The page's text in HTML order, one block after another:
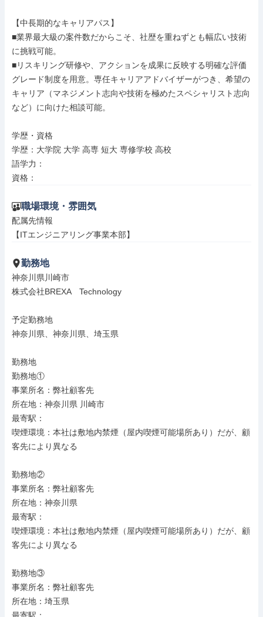
【中長期的なキャリアパス】
■業界最大級の案件数だからこそ、社歴を重ねずとも幅広い技術
に挑戦可能。
■リスキリング研修や、アクションを成果に反映する明確な評価
グレード制度を用意。専任キャリアアドバイザーがつき、希望の
キャリア（マネジメント志向や技術を極めたスペシャリスト志向
など）に向けた相談可能。
学歴・資格
学歴：大学院 大学 高専 短大 専修学校 高校
語学力：
資格：
職場環境・雰囲気
配属先情報
【ITエンジニアリング事業本部】
勤務地
神奈川県川崎市
株式会社BREXA　Technology
予定勤務地
神奈川県、神奈川県、埼玉県
勤務地
勤務地①
事業所名：弊社顧客先
所在地：神奈川県 川崎市
最寄駅：
喫煙環境：本社は敷地内禁煙（屋内喫煙可能場所あり）だが、顧
客先により異なる
勤務地②
事業所名：弊社顧客先
所在地：神奈川県
最寄駅：
喫煙環境：本社は敷地内禁煙（屋内喫煙可能場所あり）だが、顧
客先により異なる
勤務地③
事業所名：弊社顧客先
所在地：埼玉県